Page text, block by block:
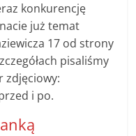
konkurencję
już temat
17 od strony
pisaliśmy
zdjęciowy:
i po.